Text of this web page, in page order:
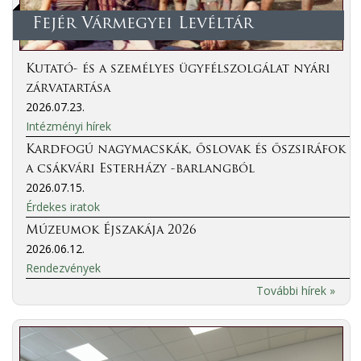
Fejér Vármegyei Levéltár
Kutató- és a személyes ügyfélszolgálat nyári
zárvatartása
2026.07.23.
Intézményi hírek
Kardfogú nagymacskák, őslovak és őszsiráfok
a csákvári Esterházy -barlangból
2026.07.15.
Érdekes iratok
Múzeumok Éjszakája 2026
2026.06.12.
Rendezvények
További hírek »